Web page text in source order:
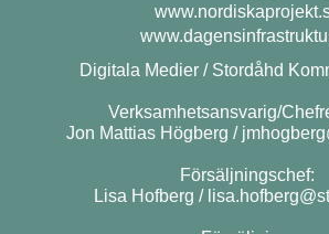
Digitala Medier / Stordåhd
Verksamhetsansvarig/
Jon Mattias Högberg /
Försäljningschef:
Lisa Hofberg /